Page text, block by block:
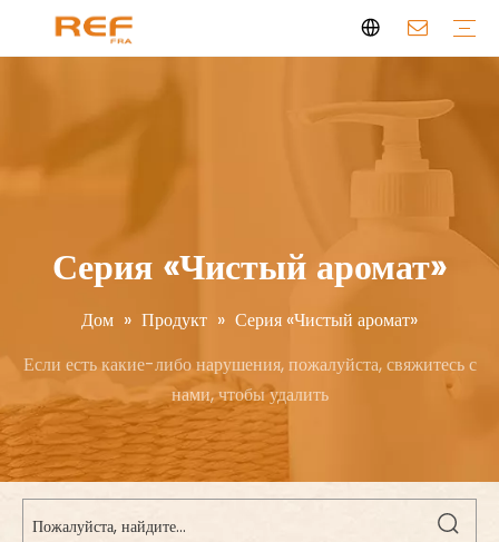
Серия «Чистый аромат»
Дом » Продукт » Серия «Чистый аромат»
Если есть какие-либо нарушения, пожалуйста, свяжитесь с
нами, чтобы удалить